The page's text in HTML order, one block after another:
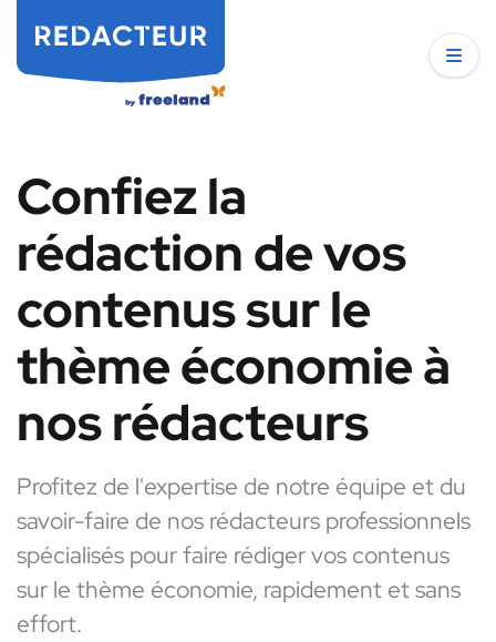
Confiez la
rédaction de vos
contenus sur le
thème économie à
nos rédacteurs
Profitez de l'expertise de notre équipe et du
savoir-faire de nos rédacteurs professionnels
spécialisés pour faire rédiger vos contenus
sur le thème économie, rapidement et sans
effort.